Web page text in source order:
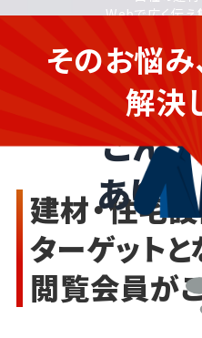
建材・住宅
こん
あり
Webで広く伝
ノウハウ
そのお悩み
解決
建材・住宅
ターゲットと
閲覧会員が